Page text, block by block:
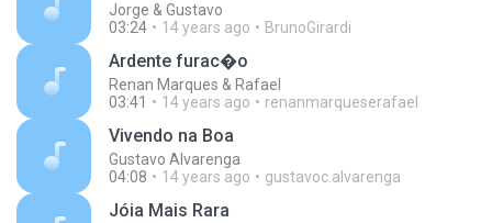
Jorge & Gustavo
03:24
14 years ago BrunoGirardi
Ardente furac�o
Renan Marques & Rafael
03:41
14 years ago renanmarqueserafael
Vivendo na Boa
Gustavo Alvarenga
04:08
14 years ago gustavoc.alvarenga
Jóia Mais Rara